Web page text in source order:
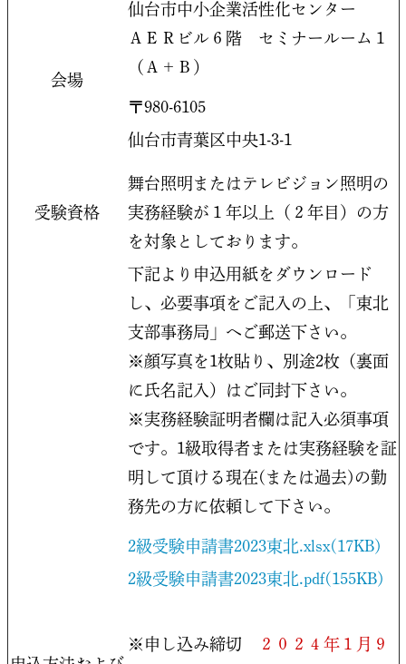
会場
仙台市中小企業活性化センター
ＡＥＲビル６階 セミナールーム１
（Ａ＋Ｂ）
〒980-6105
仙台市青葉区中央1-3-1
受験資格
舞台照明またはテレビジョン照明の
実務経験が１年以上（２年目）の方
を対象としております。
下記より申込用紙をダウンロード
し、必要事項をご記入の上、「東北
支部事務局」へご郵送下さい。
※顔写真を1枚貼り、別途2枚（裏面
に氏名記入）はご同封下さい。
※実務経験証明者欄は記入必須事項
です。1級取得者または実務経験を証
明して頂ける現在(または過去)の勤
務先の方に依頼して下さい。
2級受験申請書2023東北.xlsx(17KB)
2級受験申請書2023東北.pdf(155KB)
※申し込み締切 ２０２４年１月９